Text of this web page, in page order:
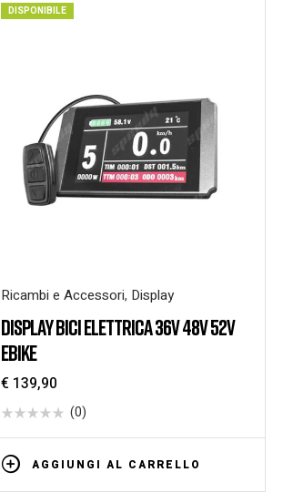
DISPONIBILE
Ricambi e Accessori, Display
DISPLAY BICI ELETTRICA 36V 48V 52V
EBIKE
€ 139,90
(0)
AGGIUNGI AL CARRELLO